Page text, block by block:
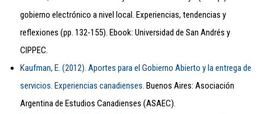
gobierno electrónico a nivel local. Experiencias, tendencias y
reflexiones (pp. 132-155). Ebook: Universidad de San Andrés y
CIPPEC.
Kaufman, E. (2012). Aportes para el Gobierno Abierto y la entrega de
servicios. Experiencias canadienses. Buenos Aires: Asociación
Argentina de Estudios Canadienses (ASAEC).